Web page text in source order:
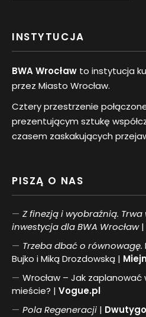
INSTYTUCJA
BWA Wrocław to instytucja
przez Miasto Wrocław.
Cztery przestrzenie
prezentującym sztukę
czasem zaskakujących
PISZĄ O NAS
Z finezją i wyobraźnią. Trwa
inwestycja dla BWA Wrocław|
Trzeba dbać o równowagę.
Bujko i Miką Drozdowską |
Wrocław – Jak
mieście? | Vogue.pl
PolaRegeneracji |